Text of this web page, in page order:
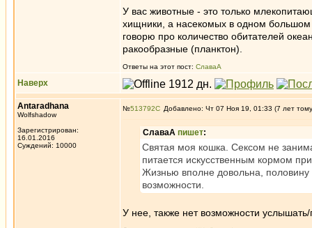
У вас животные - это только
хищники, а насекомых в одном
говорю про количество обитателей
ракообразные (планктон).
Ответы на этот пост: СлаваА
Наверх
Antaradhana
Wolfshadow
Зарегистрирован:
16.01.2016
Суждений: 10000
№513792 Добавлено: Чт 07 Ноя 19, 01:33 (7 лет
СлаваА пишет:
Святая моя кошка. Сексом не
питается искусственным кормом
Жизнью вполне довольна,
возможности.
У нее, также нет возможности